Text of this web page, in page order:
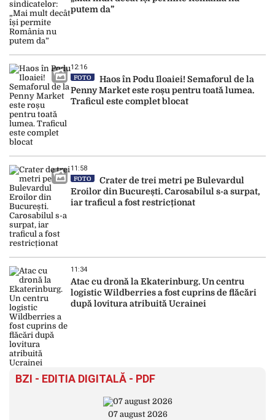
putem da”
12:16
FOTO
Haos în Podu Iloaiei! Semaforul de la
Penny Market este roșu pentru toată lumea.
Traficul este complet blocat
11:58
FOTO
Crater de trei metri pe Bulevardul
Eroilor din București. Carosabilul s-a surpat,
iar traficul a fost restricționat
11:34
Atac cu dronă la Ekaterinburg. Un centru
logistic Wildberries a fost cuprins de flăcări
după lovitura atribuită Ucrainei
BZI - EDITIA DIGITALĂ - PDF
07 august 2026